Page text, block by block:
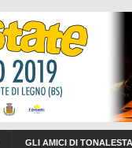
GLI AMICI DI